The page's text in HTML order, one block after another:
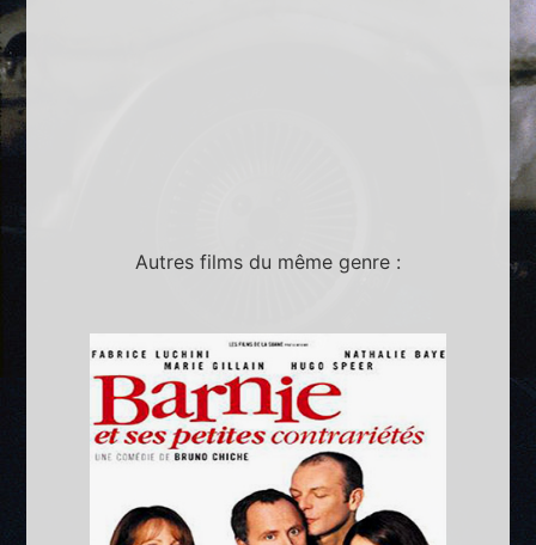
Autres films du même genre :